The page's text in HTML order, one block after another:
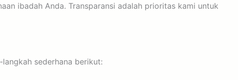
ibadah Anda. Transparansi adalah prioritas kami untuk
sederhana berikut: